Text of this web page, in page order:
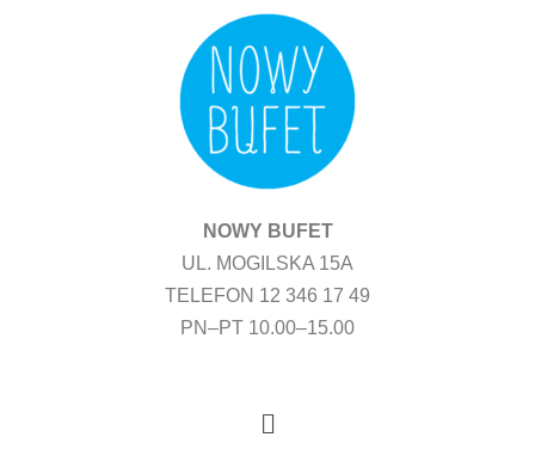
NOWY BUFET
UL. MOGILSKA 15A
TELEFON 12 346 17 49
PN–PT 10.00–15.00
Menu